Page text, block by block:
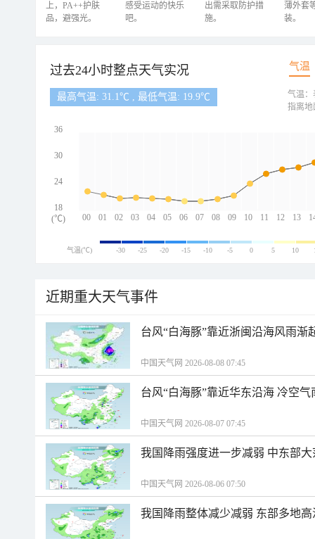
上，PA++护肤
品，避强光。
感受运动的快乐
吧。
出需采取防护措
施。
薄外套
装。
过去24小时整点天气实况 气温
最高气温: 31.1℃ , 最低气温: 19.9℃
00 01 02 03 04 05 06 07 08 09 10 11 12 13
36
30
24
18
(℃)
气温：
指离地
气温(℃) -30 -25 -20 -15 -10 -5 0 5 10
近期重大天气事件
台风“白海豚”靠近浙闽沿海风雨渐
中国天气网 2026-08-08 07:45
台风“白海豚”靠近华东沿海 冷空
中国天气网 2026-08-07 07:45
我国降雨强度进一步减弱 中东部
中国天气网 2026-08-06 07:50
我国降雨整体减少减弱 东部多地